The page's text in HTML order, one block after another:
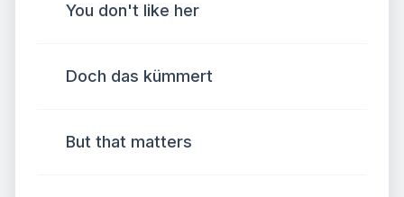
You don't like her
Doch das kümmert
But that matters